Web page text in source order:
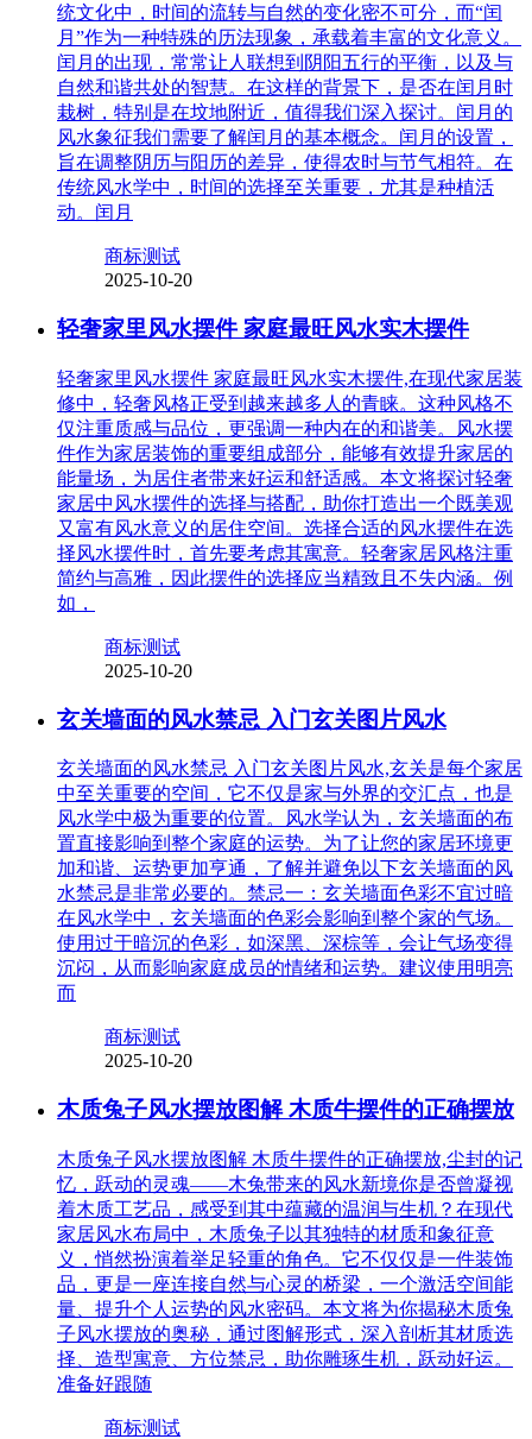
统文化中，时间的流转与自然的变化密不可分，而“闰
月”作为一种特殊的历法现象，承载着丰富的文化意义。
闰月的出现，常常让人联想到阴阳五行的平衡，以及与
自然和谐共处的智慧。在这样的背景下，是否在闰月时
栽树，特别是在坟地附近，值得我们深入探讨。闰月的
风水象征我们需要了解闰月的基本概念。闰月的设置，
旨在调整阴历与阳历的差异，使得农时与节气相符。在
传统风水学中，时间的选择至关重要，尤其是种植活
动。闰月
商标测试
2025-10-20
轻奢家里风水摆件 家庭最旺风水实木摆件
轻奢家里风水摆件 家庭最旺风水实木摆件,在现代家居装
修中，轻奢风格正受到越来越多人的青睐。这种风格不
仅注重质感与品位，更强调一种内在的和谐美。风水摆
件作为家居装饰的重要组成部分，能够有效提升家居的
能量场，为居住者带来好运和舒适感。本文将探讨轻奢
家居中风水摆件的选择与搭配，助你打造出一个既美观
又富有风水意义的居住空间。选择合适的风水摆件在选
择风水摆件时，首先要考虑其寓意。轻奢家居风格注重
简约与高雅，因此摆件的选择应当精致且不失内涵。例
如，
商标测试
2025-10-20
玄关墙面的风水禁忌 入门玄关图片风水
玄关墙面的风水禁忌 入门玄关图片风水,玄关是每个家居
中至关重要的空间，它不仅是家与外界的交汇点，也是
风水学中极为重要的位置。风水学认为，玄关墙面的布
置直接影响到整个家庭的运势。为了让您的家居环境更
加和谐、运势更加亨通，了解并避免以下玄关墙面的风
水禁忌是非常必要的。禁忌一：玄关墙面色彩不宜过暗
在风水学中，玄关墙面的色彩会影响到整个家的气场。
使用过于暗沉的色彩，如深黑、深棕等，会让气场变得
沉闷，从而影响家庭成员的情绪和运势。建议使用明亮
而
商标测试
2025-10-20
木质兔子风水摆放图解 木质牛摆件的正确摆放
木质兔子风水摆放图解 木质牛摆件的正确摆放,尘封的记
忆，跃动的灵魂——木兔带来的风水新境你是否曾凝视
着木质工艺品，感受到其中蕴藏的温润与生机？在现代
家居风水布局中，木质兔子以其独特的材质和象征意
义，悄然扮演着举足轻重的角色。它不仅仅是一件装饰
品，更是一座连接自然与心灵的桥梁，一个激活空间能
量、提升个人运势的风水密码。本文将为你揭秘木质兔
子风水摆放的奥秘，通过图解形式，深入剖析其材质选
择、造型寓意、方位禁忌，助你雕琢生机，跃动好运。
准备好跟随
商标测试